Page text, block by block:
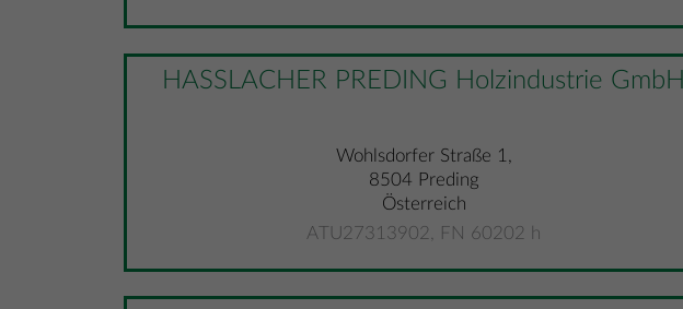
HASSLACHER PREDING Holzindustrie GmbH
Wohlsdorfer Straße 1,
8504 Preding
Österreich
ATU27313902, FN 60202 h